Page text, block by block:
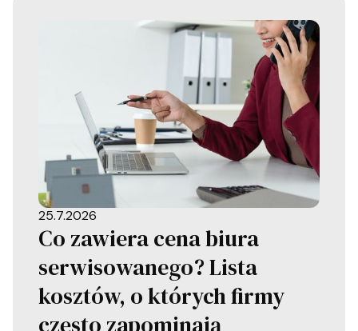
25.7.2026
Co zawiera cena biura
serwisowanego? Lista
kosztów, o których firmy
często zapominają